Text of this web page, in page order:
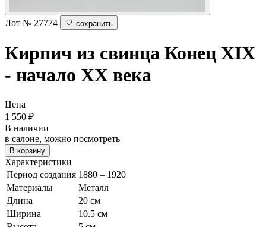
Лот № 27774 сохранить
Кирпич из свинца Конец XIX
- начало ХХ века
Цена
1 550 ₽
В наличии
в салоне, можно посмотреть
В корзину
Характеристики
Период создания 1880 – 1920
Материалы
Металл
Длина
20 см
Ширина
10.5 см